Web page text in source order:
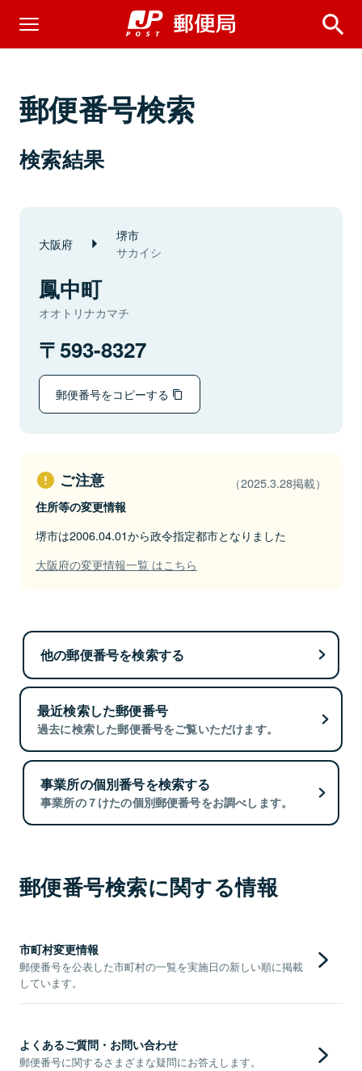
郵便番号検索
検索結果
大阪府 堺市
サカイシ
鳳中町
オオトリナカマチ
593-8327
郵便番号をコピーする
ご注意 （2025.3.28掲載）
住所等の変更情報
堺市は2006.04.01から政令指定都市となりました
大阪府の変更情報一覧 はこちら
他の郵便番号を検索する
最近検索した郵便番号
過去に検索した郵便番号をご覧いただけます。
事業所の個別番号を検索する
事業所の７けたの個別郵便番号をお調べします。
郵便番号検索に関する情報
市町村変更情報
郵便番号を公表した市町村の一覧を実施日の新しい順に掲載
しています。
よくあるご質問・お問い合わせ
郵便番号に関するさまざまな疑問にお答えします。